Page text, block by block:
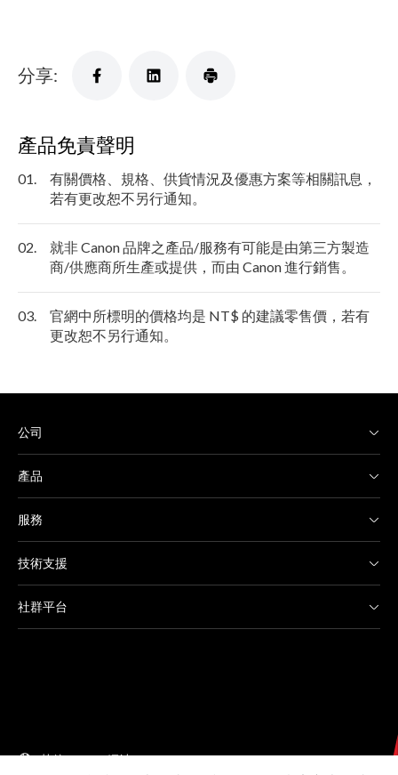
分享:
產品免責聲明
01.
有關價格、規格、供貨情況及優惠方案等相關訊息，
若有更改恕不另行通知。
02.
就非 Canon 品牌之產品/服務有可能是由第三方製造
商/供應商所生產或提供，而由 Canon 進行銷售。
03.
官網中所標明的價格均是 NT$ 的建議零售價，若有
更改恕不另行通知。
公司
產品
服務
技術支援
社群平台
其他 Canon 網站